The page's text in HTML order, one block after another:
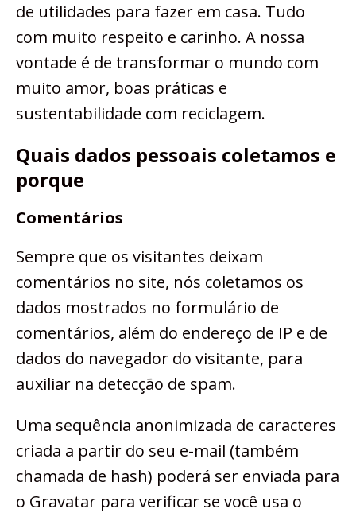
de utilidades para fazer em casa. Tudo
com muito respeito e carinho. A nossa
vontade é de transformar o mundo com
muito amor, boas práticas e
sustentabilidade com reciclagem.
Quais dados pessoais coletamos e
porque
Comentários
Sempre que os visitantes deixam
comentários no site, nós coletamos os
dados mostrados no formulário de
comentários, além do endereço de IP e de
dados do navegador do visitante, para
auxiliar na detecção de spam.
Uma sequência anonimizada de caracteres
criada a partir do seu e-mail (também
chamada de hash) poderá ser enviada para
o Gravatar para verificar se você usa o